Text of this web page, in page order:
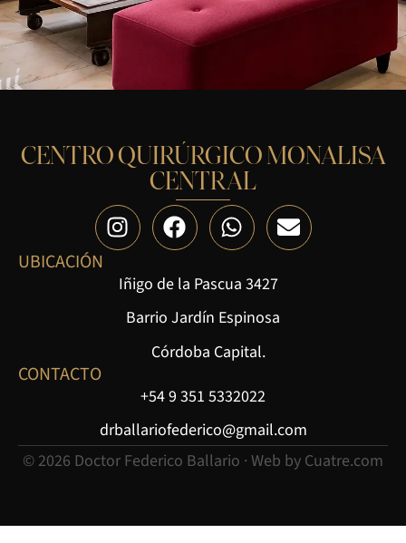
UBICACIÓN
Iñigo de la Pascua 3427
Barrio Jardín Espinosa
Córdoba Capital.
CENTRO QUIRÚRGICO MONALISA
CENTRAL
CONTACTO
+54 9 351 5332022
drballariofederico@gmail.com
© 2026 Doctor Federico Ballario · Web by Cuatre.com